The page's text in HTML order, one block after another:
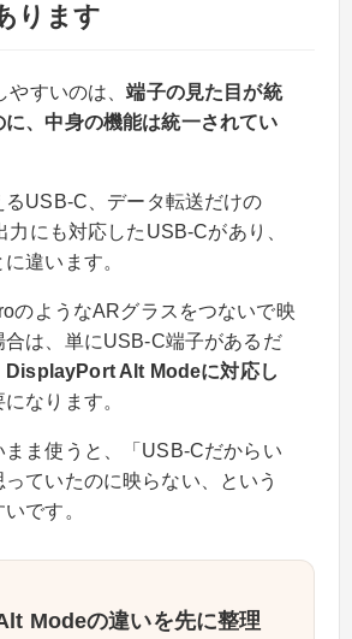
ります
やすいのは、端子の見た目が統
、中身の機能は統一されてい
るUSB-C、データ転送だけの
力にも対応したUSB-Cがあり、
違います。
のようなARグラスをつないで映
合は、単にUSB-C端子があるだ
DisplayPort Alt Modeに対応し
なります。
まま使うと、「USB-Cだからい
ていたのに映らない、という
です。
Modeの違いを先に整理